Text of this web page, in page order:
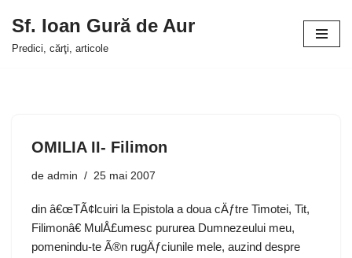
Sari
Sf. Ioan Gură de Aur
Predici, cărţi, articole
OMILIA II- Filimon
de admin 25 mai 2007
din â€œTÃ¢lcuiri la Epistola a doua cÄƒtre Timotei, Tit,
Filimonâ€ MulÅ£umesc pururea Dumnezeului meu,
pomenindu-te Ã®n rugÄƒciunile mele, auzind despre